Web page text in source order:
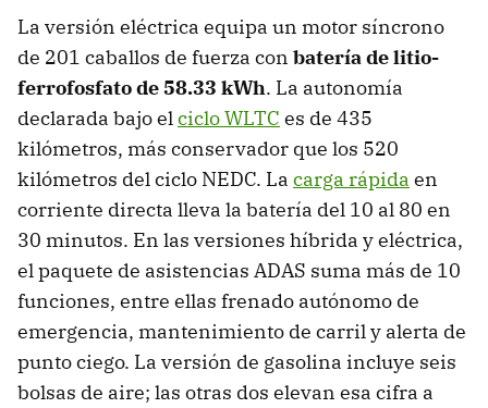
La versión eléctrica equipa un motor síncrono
de 201 caballos de fuerza con batería de litio-
ferrofosfato de 58.33 kWh. La autonomía
declarada bajo elciclo WLTC es de 435
kilómetros, más conservador que los 520
kilómetros del ciclo NEDC. La carga rápida en
corriente directa lleva la batería del 10 al 80 en
30 minutos. En las versiones híbrida y eléctrica,
el paquete de asistencias ADAS suma más de 10
funciones, entre ellas frenado autónomo de
emergencia, mantenimiento de carril y alerta de
punto ciego. La versión de gasolina incluye seis
bolsas de aire; las otras dos elevan esa cifra a